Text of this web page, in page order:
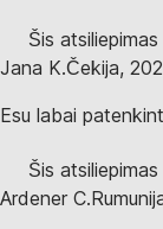
Šis
Jana K.Čekija,
Esu labai
Šis
Ardener C.